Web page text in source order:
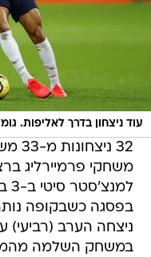
עוד ניצחון בדרך לאליפות.